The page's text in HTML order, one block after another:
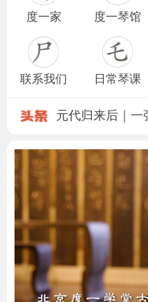
度一家 度一琴馆
联系我们 日常琴课
工尺谱移调记谱
古琴，到底是
古琴及各部位名
【璇玑琴轸】
琴馆时代｜民
元代归来后｜一